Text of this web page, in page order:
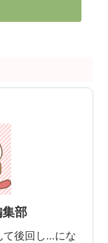
部
て後回し…にな